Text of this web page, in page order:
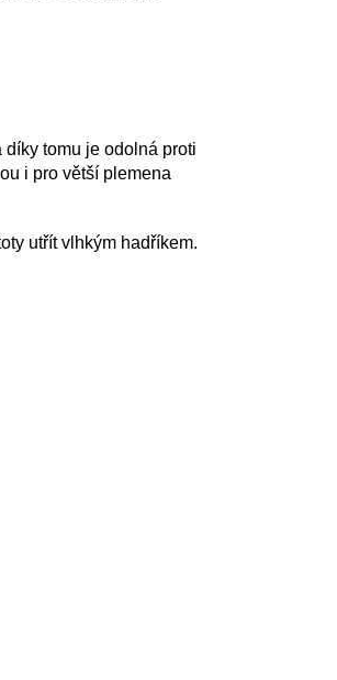
tomu je odolná proti
i pro větší plemena
utřít vlhkým hadříkem.